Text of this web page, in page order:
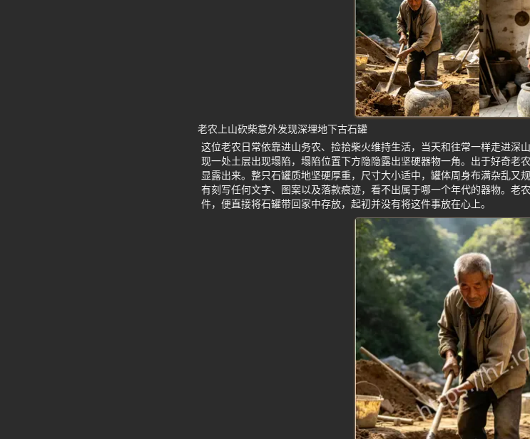
老农上山砍柴意外发现深埋地下古石罐
这位老农日常依靠进山务农、捡拾柴火维持生活，当天和往常一样走进深
现一处土层出现塌陷，塌陷位置下方隐隐露出坚硬器物一角。出于好奇老
显露出来。整只石罐质地坚硬厚重，尺寸大小适中，罐体周身布满杂乱又
有刻写任何文字、图案以及落款痕迹，看不出属于哪一个年代的器物。老
件，便直接将石罐带回家中存放，起初并没有将这件事放在心上。